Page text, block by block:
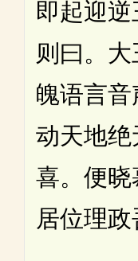
即起迎
则曰。
魄语言
动天地绝
喜。便晓
居位理政